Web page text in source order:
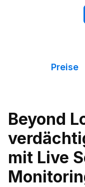
Preise
Beyond
mit Live